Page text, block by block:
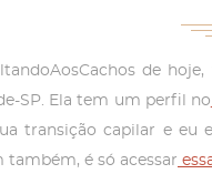
de
SP. Ela tem um perfil no
transição capilar e eu
é só acessar